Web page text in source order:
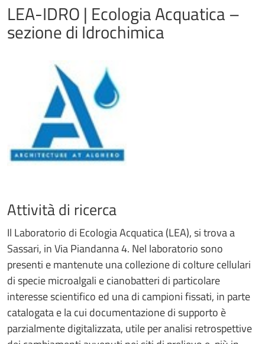
LEA-IDRO | Ecologia Acquatica –
sezione di Idrochimica
Attività di ricerca
Il Laboratorio di Ecologia Acquatica (LEA), si trova a
Sassari, in Via Piandanna 4. Nel laboratorio sono
presenti e mantenute una collezione di colture cellulari
di specie microalgali e cianobatteri di particolare
interesse scientifico ed una di campioni fissati, in parte
catalogata e la cui documentazione di supporto è
parzialmente digitalizzata, utile per analisi retrospettive